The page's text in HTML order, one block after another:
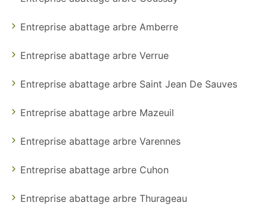
Entreprise abattage arbre Amberre
Entreprise abattage arbre Verrue
Entreprise abattage arbre Saint Jean De Sauves
Entreprise abattage arbre Mazeuil
Entreprise abattage arbre Varennes
Entreprise abattage arbre Cuhon
Entreprise abattage arbre Thurageau